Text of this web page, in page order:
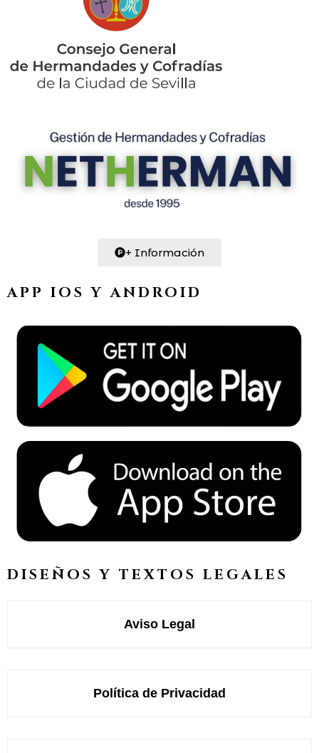
+ Información
APP IOS Y ANDROID
DISEÑOS Y TEXTOS LEGALES
Aviso Legal
Política de Privacidad